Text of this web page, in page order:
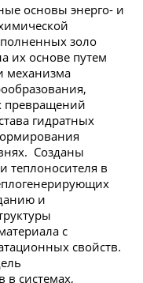
основы энерго- и
золо
их основе путем
механизма
превращений
гидратных
Созданы
теплоносителя в
и
с
свойств.
в системах,